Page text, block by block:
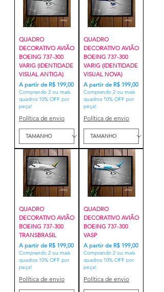
QUADRO
DECORATIVO AVIÃO
BOEING 737-300
VARIG (IDENTIDADE
VISUAL ANTIGA)
A partir de R$ 199,00
Preço promocional
Comprando 2 ou mais
quadros 10% OFF por
peça!
Política de envio
QUADRO
DECORATIVO AVIÃO
BOEING 737-300
VARIG (IDENTIDADE
VISUAL NOVA)
A partir de R$ 199,00
Preço promocional
Comprando 2 ou mais
quadros 10% OFF por
peça!
Política de envio
QUADRO
DECORATIVO AVIÃO
BOEING 737-300
TRANSBRASIL
A partir de R$ 199,00
Preço promocional
Comprando 2 ou mais
quadros 10% OFF por
peça!
Política de envio
QUADRO
DECORATIVO AVIÃO
BOEING 737-300
VASP
A partir de R$ 199,00
Preço promocional
Comprando 2 ou mais
quadros 10% OFF por
peça!
Política de envio